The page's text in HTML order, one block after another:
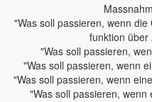
"Was soll passieren, wenn
funktion über
"Was soll passieren,
"Was soll passieren, wenn
"Was soll passieren, wenn
"Was soll passieren,